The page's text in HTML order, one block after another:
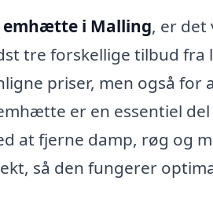
i Malling, er det
tre forskellige tilbud fra
priser, men også
er en essentiel
at fjerne damp, røg og
så den fungerer